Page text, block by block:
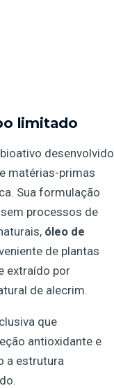
limitado
desenvolvido
matérias-primas
Sua formulação
processos de
óleo de
de plantas
extraído por
de alecrim.
que
antioxidante e
a estrutura